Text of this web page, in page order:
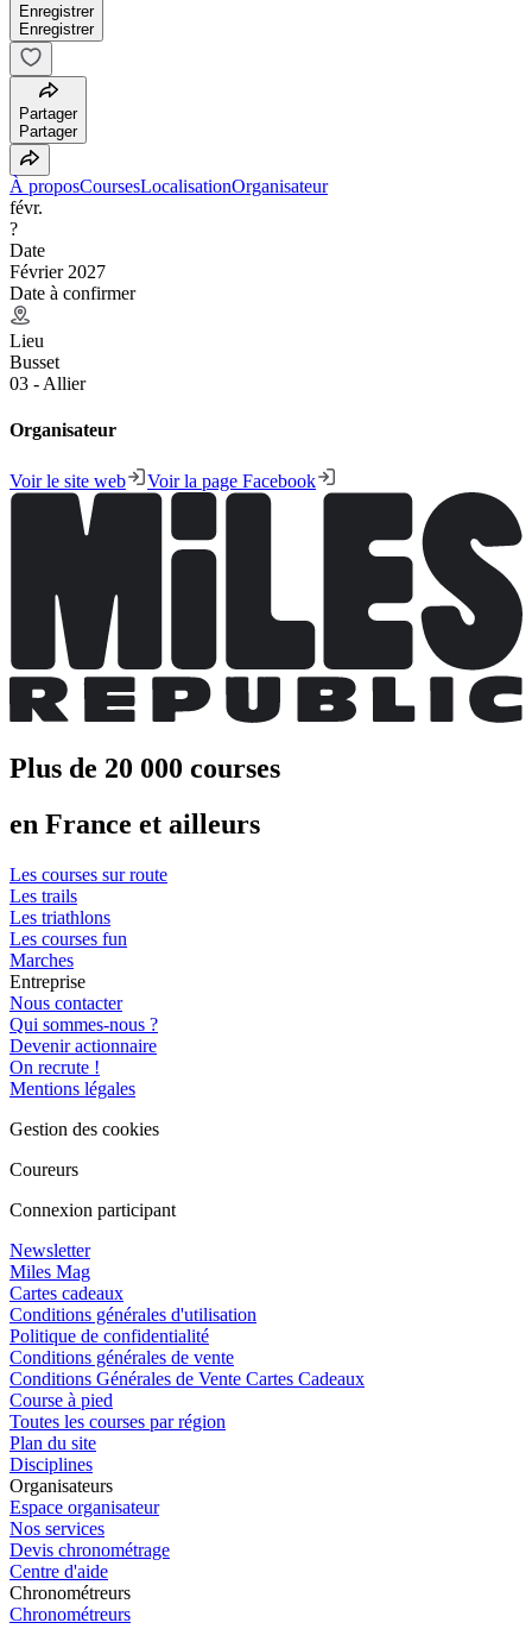
Enregistrer
Enregistrer
Partager
Partager
À proposCoursesLocalisationOrganisateur
févr.
?
Date
Février 2027
Date à confirmer
Lieu
Busset
03 - Allier
Organisateur
Voir le site web Voir la page Facebook
Plus de 20 000 courses
en France et ailleurs
Les courses sur route
Les trails
Les triathlons
Les courses fun
Marches
Entreprise
Nous contacter
Qui sommes-nous ?
Devenir actionnaire
On recrute !
Mentions légales
Gestion des cookies
Coureurs
Connexion participant
Newsletter
Miles Mag
Cartes cadeaux
Conditions générales d'utilisation
Politique de confidentialité
Conditions générales de vente
Conditions Générales de Vente Cartes Cadeaux
Course à pied
Toutes les courses par région
Plan du site
Disciplines
Organisateurs
Espace organisateur
Nos services
Devis chronométrage
Centre d'aide
Chronométreurs
Chronométreurs